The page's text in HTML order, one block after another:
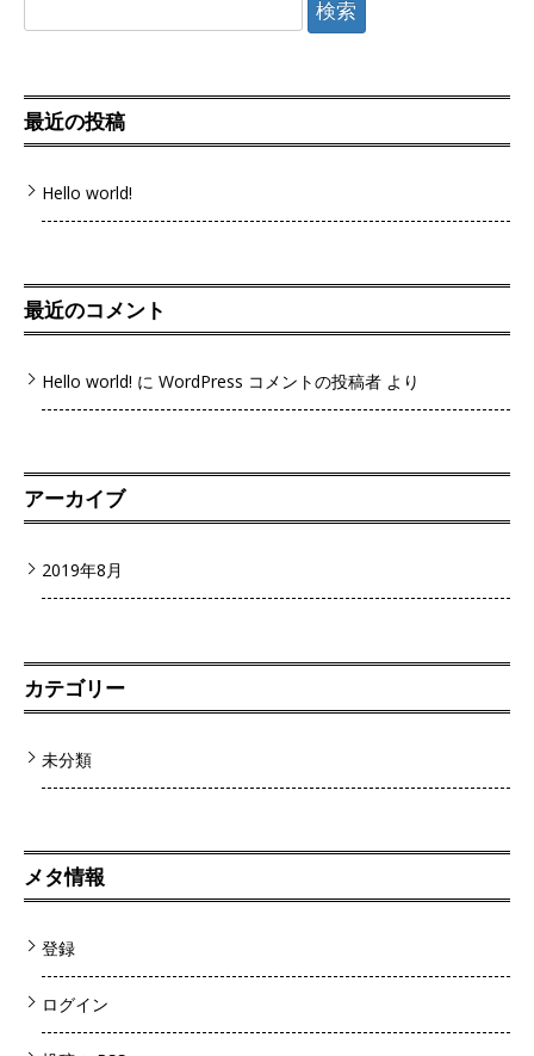
索:
最近の投稿
Hello world!
最近のコメント
Hello world! に WordPress コメントの投稿者 より
アーカイブ
2019年8月
カテゴリー
未分類
メタ情報
登録
ログイン